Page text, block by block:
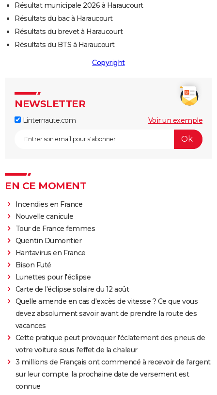
Résultat municipale 2026 à Haraucourt
Résultats du bac à Haraucourt
Résultats du brevet à Haraucourt
Résultats du BTS à Haraucourt
Copyright
NEWSLETTER
Linternaute.com Voir un exemple
EN CE MOMENT
Incendies en France
Nouvelle canicule
Tour de France femmes
Quentin Dumontier
Hantavirus en France
Bison Futé
Lunettes pour l'éclipse
Carte de l'éclipse solaire du 12 août
Quelle amende en cas d'excès de vitesse ? Ce que vous
devez absolument savoir avant de prendre la route des
vacances
Cette pratique peut provoquer l'éclatement des pneus de
votre voiture sous l'effet de la chaleur
3 millions de Français ont commencé à recevoir de l'argent
sur leur compte, la prochaine date de versement est
connue